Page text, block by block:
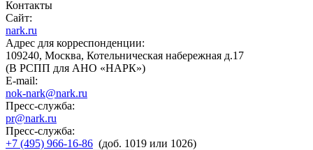
Контакты
Сайт:
nark.ru
Адрес для корреспонденции:
109240, Москва, Котельническая набережная д.17
(В РСПП для АНО «НАРК»)
E-mail:
nok-nark@nark.ru
Пресс-служба:
pr@nark.ru
Пресс-служба:
+7 (495) 966-16-86 (доб. 1019 или 1026)